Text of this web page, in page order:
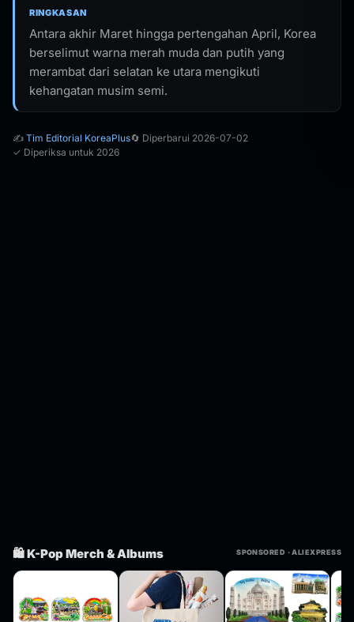
RINGKASAN
Antara akhir Maret hingga pertengahan April, Korea
berselimut warna merah muda dan putih yang
merambat dari selatan ke utara mengikuti
kehangatan musim semi.
✍️ Tim Editorial KoreaPlus🔄 Diperbarui 2026-07-02
✓ Diperiksa untuk 2026
🛍️ K-Pop Merch & Albums SPONSORED · ALIEXPRESS